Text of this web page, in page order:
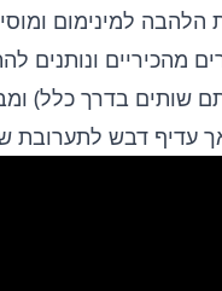
למינימום
מהכיריים ונותנים
שותים בדרך כלל)
עדיף דבש